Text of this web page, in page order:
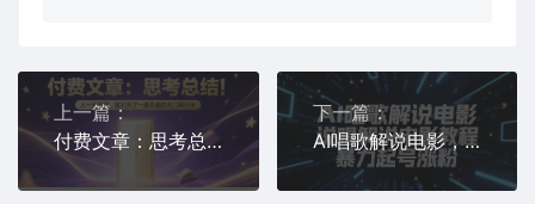
上一篇：
付费文章：思考总结！人一旦开窍，就打开了那扇一通百通的大门两万字
下一篇：
AI唱歌解说电影，说唱解说电影教程，暴力起号涨粉